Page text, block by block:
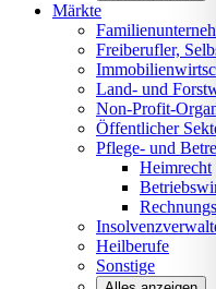
Märkte
Freiberufler,
Land- und
Non-Profit-
Öffentlicher
Pflege- und
Heimrecht
Heilberufe
Sonstige